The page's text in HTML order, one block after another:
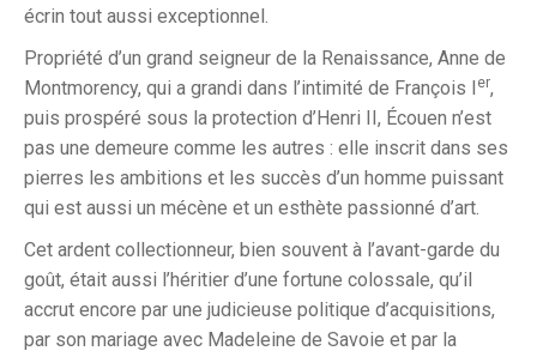
écrin tout aussi exceptionnel.
Propriété d’un grand seigneur de la Renaissance, Anne de
Montmorency, qui a grandi dans l’intimité de François I er,
puis prospéré sous la protection d’Henri II, Écouen n’est
pas une demeure comme les autres : elle inscrit dans ses
pierres les ambitions et les succès d’un homme puissant
qui est aussi un mécène et un esthète passionné d’art.
Cet ardent collectionneur, bien souvent à l’avant-garde du
goût, était aussi l’héritier d’une fortune colossale, qu’il
accrut encore par une judicieuse politique d’acquisitions,
par son mariage avec Madeleine de Savoie et par la